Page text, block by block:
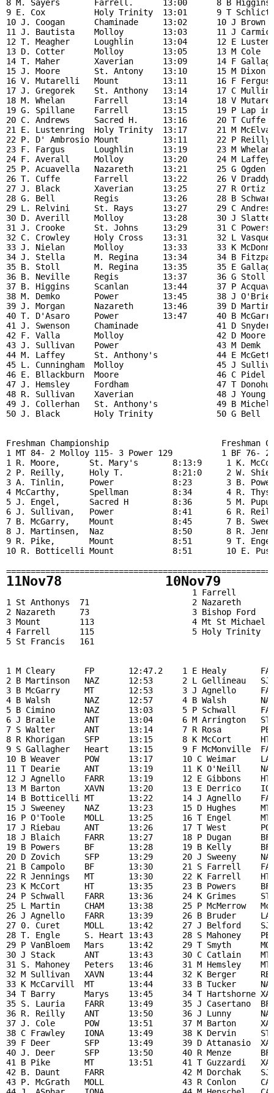
8 M. Sayers       Farrell.      13:00      8 B Higgins
9 E. Cox          Holy Trinity  13:01      9 T
10 J. Coogan      Chaminade     13:02      10 J Brown
11 J. Bautista    Molloy        13:03      11 J
12 T. Meagher     Loughlin      13:04      12 E
13 D. Cotter      Molloy        13:05      13 M Cole
14 T. Maher       Xaverian      13:09      14 F
15 J. Moore       St. Antony    13:10      15 M Dixon
16 V. Mutarelli   Mount         13:11      16 F Fergus
17 J. Gregorek    St. Anthony   13:14      17 C
18 M. Whelan      Farrell       13:14      18 V
19 G. Spillane    Farrell       13:15      19 P Lap in
20 C. Andrews     Sacred H.     13:16      20 T Cuffe
21 E. Lustenring  Holy Trinity  13:17      21 M
22 P. D' Ambrosio Mount         13:11      22 P
23 F. Fargus      Loughlin      13:19      23 M
24 F. Averall     Molloy        13:20      24 M Laffey
25 P. Acuavella   Nazareth      13:21      25 G Ogden
26 T. Cuffe       Farrell       13:22      26 V Draddy
27 J. Black       Xaverian      13:25      27 R Ortiz
28 G. Bell        Regis         13:26      28 B
29 L. Relvini     St. Rays      13:27      29 C Andres
30 D. Averill     Molloy        13:28      30 J Slattery
31 J. Crooke      St. Johns     13:29      31 C Powers
32 C. Crowley     Holy Cross    13:31      32 L
33 J. Nielan      Molloy        13:33      33 K
34 J. Stella      M. Regina     13:34      34 B
35 B. Stoll       M. Regina     13:35      35 E
36 B. Neville     Regis         13:37      36 G Stoll
37 B. Higgins     Scanlan       13:44      37 P
38 M. Demko       Power         13:45      38 J
39 J. Morgan      Nazareth      13:46      39 D Martin
40 T. D'Asaro     Power         13:47      40 B
41 J. Swenson     Chaminade                41 D
42 F. Valla       Molloy                   42 D Moore
43 J. Sullivan    Power                    43 M Demk
44 M. Laffey      St. Anthony's            44 E
45 L. Cunningham  Molloy                   45 J
46 E. Bllackburn  Moore                    46 C Pidel
47 J. Hemsley     Fordham                  47 T
48 R. Sullivan    Xaverian                 48 J Young
49 J. Collerhan   St. Anthony's            49 B
50 J. Black       Holy Trinity             50 G Bell
Freshman Championship                       Freshman
1 MT 84- 2 Molloy 115- 3 Power 129          1 BF 76- 2
1 R. Moore,      St. Mary's       8:13:9     1 K.
2 P. Reilly,     Holy T.          8:21:0     2 W.
3 A. Tinlin,     Power            8:23       3 B.
4 McCarthy,      Spellman         8:34       4 R.
5 J. Engel,      Sacred H         8:36       5 M.
6 J. Sullivan,   Power            8:41       6 R.
7 B. McGarry,    Mount            8:45       7 B.
8 J. Martinsen,  Naz              8:50       8 R.
9 R. Pike,       Mount            8:51       9 T.
10 R. Botticelli Mount            8:51       10 E.
11Nov78             10Nov79
1 Farrell       32
1 St Anthonys  71                     2 Nazareth
2 Nazareth     73                     3 Bishop Ford
3 Mount        113                    4 Mt St Michael
4 Farrell      115                    5 Holy Trinity
5 St Francis   161
1 M Cleary      FP       12:47.2    1 E Healy
2 B Martinson   NAZ      12:53      2 L Gellineau
3 B McGarry     MT       12:53      3 J Agnello
4 B Walsh       NAZ      12:57      4 B Walsh
5 B Cimino      NAZ      13:03      5 P Schwall
6 J Braile      ANT      13:04      6 M Arrington
7 S Walter      ANT      13:14      7 R Rosa
8 R Khorigan    SFP      13:15      8 K McCort
9 S Gallagher   Heart    13:15      9 F McMonville
10 B Weaver     POW      13:17      10 C Weimar
11 T Dearie     ANT      13:19      11 K O'Neill
12 J Agnello    FARR     13:19      12 E Gibbons
13 M Barton     XAVN     13:20      13 E Derrico
14 B Botticelli MT       13:22      14 J Agnello
15 J Sweeney    NAZ      13:23      15 D Hughes
16 P O'Toole    MOLL     13:25      16 T Engel
17 J Riebau     ANT      13:26      17 T West
18 J Blaich     FARR     13:27      18 P Dugan      BF
19 B Powers     BF       13:28      19 B Kelly
20 D Zovich     SFP      13:29      20 J Sweeny
21 B Campolo    BF       13:30      21 S Farrell
22 R Jennings   MT       13:30      22 K Farrell    HT
23 K McCort     HT       13:35      23 B Powers
24 P Schwall    FARR     13:36      24 K Grimes
25 L Martin     CHAM     13:38      25 P McMerrow
26 J Agnello    FARR     13:39      26 B Bruder
27 0. Curet     MOLL     13:42      27 J Belford    SJB
28 T. Engle     S. Heart 13:43      28 S Mahoney
29 P VanBloem   Mars     13:42      29 T Smyth
30 J Stack      ANT      13:43      30 C Catlain
31 S. Mahoney   Peters   13:46      31 M Hemsley    MT
32 M Sullivan   XAVN     13:44      32 K Berger     REG
33 K McCarvill  MT       13:44      33 B Tucker     NAZ
34 T Barry      Marys    13:45      34 T Hartshorne
35 S. Lauria    FARR     13:49      35 J Casertano  BF
36 R. Reilly    ANT      13:50      36 J Lunny
37 J. Cole      POW      13:51      37 M Barton
38 C Frawley    IONA     13:49      38 K Dervin
39 F Deer       SFP      13:49      39 D Attanasio
40 J. Deer      SFP      13:50      40 R Menze      BF
41 B Pike       MT       13:51      41 T Guzzardi
42 B. Daunt     FARR                42 M Dorchak
43 P. McGrath   MOLL                43 R Conlon